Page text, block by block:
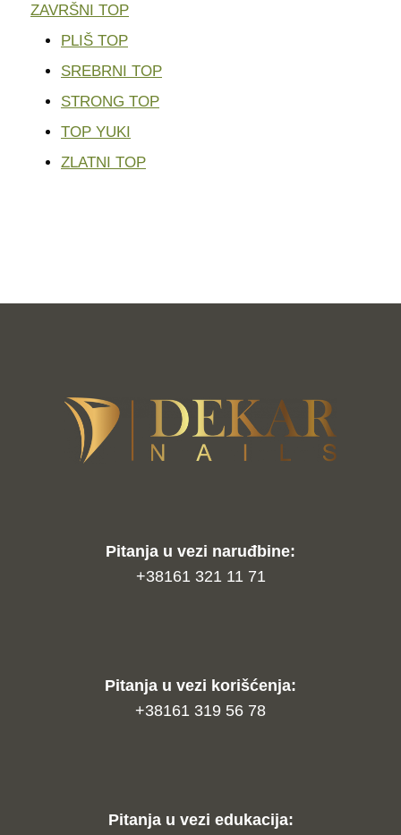
ZAVRŠNI TOP
PLIŠ TOP
SREBRNI TOP
STRONG TOP
TOP YUKI
ZLATNI TOP
Pitanja u vezi naruđbine:
+38161 321 11 71
Pitanja u vezi korišćenja:
+38161 319 56 78
Pitanja u vezi edukacija: